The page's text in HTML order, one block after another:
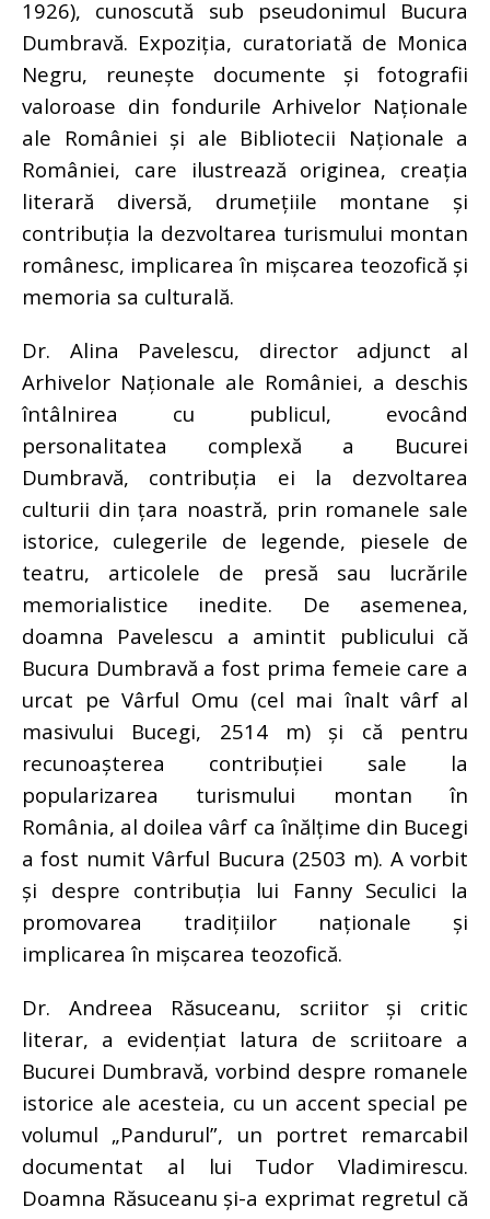
1926), cunoscută sub pseudonimul Bucura
Dumbravă. Expoziția, curatoriată de Monica
Negru, reunește documente și fotografii
valoroase din fondurile Arhivelor Naționale
ale României și ale Bibliotecii Naționale a
României, care ilustrează originea, creația
literară diversă, drumețiile montane și
contribuția la dezvoltarea turismului montan
românesc, implicarea în mișcarea teozofică și
memoria sa culturală.
Dr. Alina Pavelescu, director adjunct al
Arhivelor Naționale ale României, a deschis
întâlnirea cu publicul, evocând
personalitatea complexă a Bucurei
Dumbravă, contribuția ei la dezvoltarea
culturii din țara noastră, prin romanele sale
istorice, culegerile de legende, piesele de
teatru, articolele de presă sau lucrările
memorialistice inedite. De asemenea,
doamna Pavelescu a amintit publicului că
Bucura Dumbravă a fost prima femeie care a
urcat pe Vârful Omu (cel mai înalt vârf al
masivului Bucegi, 2514 m) și că pentru
recunoașterea contribuției sale la
popularizarea turismului montan în
România, al doilea vârf ca înălțime din Bucegi
a fost numit Vârful Bucura (2503 m). A vorbit
și despre contribuția lui Fanny Seculici la
promovarea tradițiilor naționale și
implicarea în mișcarea teozofică.
Dr. Andreea Răsuceanu, scriitor și critic
literar, a evidențiat latura de scriitoare a
Bucurei Dumbravă, vorbind despre romanele
istorice ale acesteia, cu un accent special pe
volumul „Pandurul”, un portret remarcabil
documentat al lui Tudor Vladimirescu.
Doamna Răsuceanu și-a exprimat regretul că